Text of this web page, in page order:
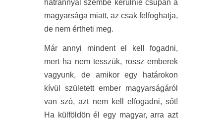
hátránnyal szembe kerülnie csupán a
magyarsága miatt, az csak felfoghatja,
de nem értheti meg.
Már annyi mindent el kell fogadni,
mert ha nem tesszük, rossz emberek
vagyunk, de amikor egy határokon
kívül született ember magyarságáról
van szó, azt nem kell elfogadni, sőt!
Ha külföldön él egy magyar, arra azt